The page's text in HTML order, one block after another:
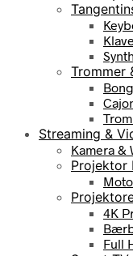
Trommer
Streaming &
Kamera &
4K
Full